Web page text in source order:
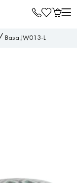
Ваза JW013-L